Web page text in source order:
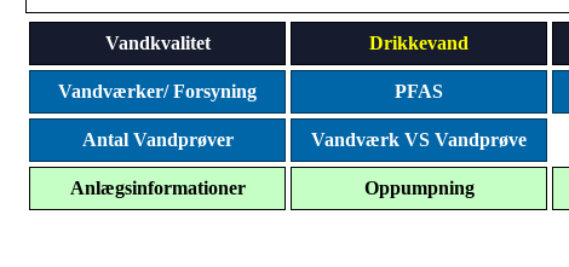
Vandkvalitet Drikkevand
Vandværker/ Forsyning PFAS
Antal Vandprøver Vandværk VS Vandprøve
Anlægsinformationer Oppumpning